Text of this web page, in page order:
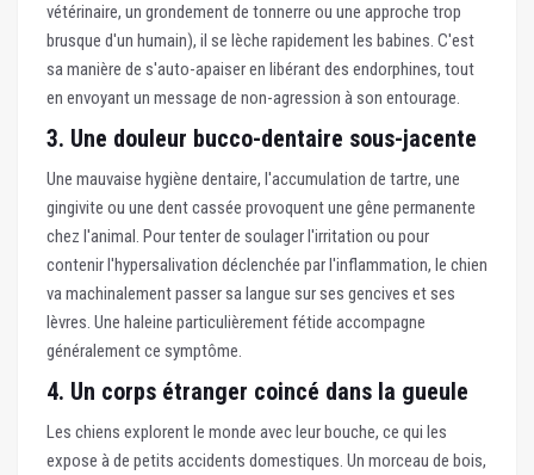
vétérinaire, un grondement de tonnerre ou une approche trop
brusque d'un humain), il se lèche rapidement les babines. C'est
sa manière de s'auto-apaiser en libérant des endorphines, tout
en envoyant un message de non-agression à son entourage.
3. Une douleur bucco-dentaire sous-jacente
Une mauvaise hygiène dentaire, l'accumulation de tartre, une
gingivite ou une dent cassée provoquent une gêne permanente
chez l'animal. Pour tenter de soulager l'irritation ou pour
contenir l'hypersalivation déclenchée par l'inflammation, le chien
va machinalement passer sa langue sur ses gencives et ses
lèvres. Une haleine particulièrement fétide accompagne
généralement ce symptôme.
4. Un corps étranger coincé dans la gueule
Les chiens explorent le monde avec leur bouche, ce qui les
expose à de petits accidents domestiques. Un morceau de bois,